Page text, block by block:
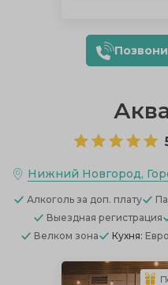
Нижний Новгород,
Алкоголь за доп. плату
Выездная регистрация
Велком зона
Кухня: